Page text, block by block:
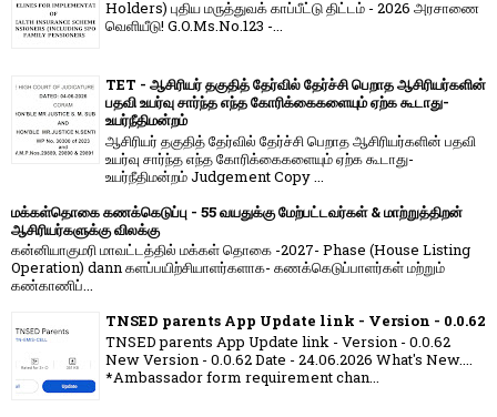
Holders) புதிய மருத்துவக் காப்பீட்டு திட்டம் - 2026 அரசாணை
வெளியீடு! G.O.Ms.No.123 -...
TET - ஆசிரியர் தகுதித் தேர்வில் தேர்ச்சி பெறாத ஆசிரியர்களின்
பதவி உயர்வு சார்ந்த எந்த கோரிக்கைகளையும் ஏற்க கூடாது-
உயர்நீதிமன்றம்
ஆசிரியர் தகுதித் தேர்வில் தேர்ச்சி பெறாத ஆசிரியர்களின் பதவி
உயர்வு சார்ந்த எந்த கோரிக்கைகளையும் ஏற்க கூடாது-
உயர்நீதிமன்றம் Judgement Copy ...
மக்கள்தொகை கணக்கெடுப்பு - 55 வயதுக்கு மேற்பட்டவர்கள் & மாற்றுத்திறன்
ஆசிரியர்களுக்கு விலக்கு
கன்னியாகுமரி மாவட்டத்தில் மக்கள் தொகை -2027- Phase (House Listing
Operation) dann களப்பயிற்சியாளர்களாக- கணக்கெடுப்பாளர்கள் மற்றும்
கண்காணிப்...
TNSED parents App Update link - Version - 0.0.62
TNSED parents App Update link - Version - 0.0.62
New Version - 0.0.62 Date - 24.06.2026 What's New....
*Ambassador form requirement chan...